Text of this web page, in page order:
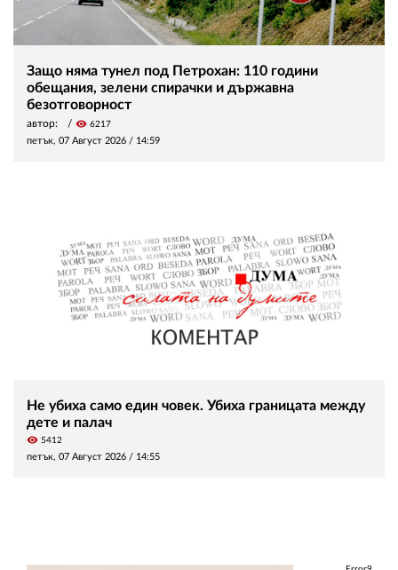
Защо няма тунел под Петрохан: 110 години
обещания, зелени спирачки и държавна
безотговорност
автор: visibility 6217
петък, 07 Август 2026 / 14:59
Не убиха само един човек. Убиха границата между
дете и палач
visibility 5412
петък, 07 Август 2026 / 14:55